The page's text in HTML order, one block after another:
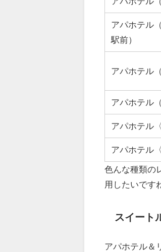
アパホテル
駅前）
アパホテル
アパホテル
アパホテル
アパホテル
色んな種類の
用したいです
スイート
アパホテル＆